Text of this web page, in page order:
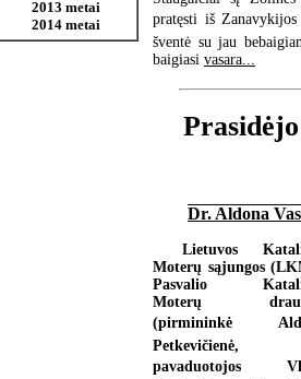
2013 metai
2014 metai
pratęsti iš
šventė su jau
baigiasi vasara...
Dr. Aldona
Lietuvos
Moterų sąjungos
Pasvalio
Moterų
(pirmininkė 
Petkevičienė,
pavaduotojos 